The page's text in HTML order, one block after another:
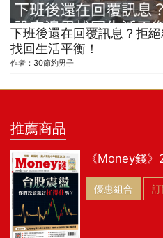
下班後還在回覆訊息？拒
找回生活平衡！
作者： 30節約男子
推薦商品
《Money錢
優惠組合